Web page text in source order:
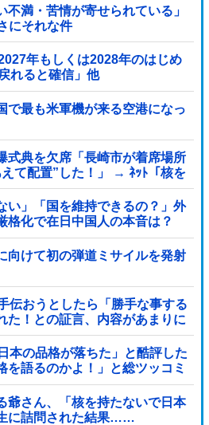
満・苦情が寄せられている」
にそれな件
年もしくは2028年のはじめ
れると確信」他
で最も米軍機が来る空港になっ
式典を欠席「長崎市が着席場所
て配置”した！」 → ﾈｯﾄ「核を
「失礼すぎ」「台湾は筋通し
い」「国を維持できるの？」外
格化で在日中国人の本音は？
向けて初の弾道ミサイルを発射
伝おうとしたら「勝手な事する
た！との証言、内容があまりに
本の品格が落ちた」と酷評した
を語るのかよ！」と総ツッコミ
爺さん、「核を持たないで日本
に詰問された結果……